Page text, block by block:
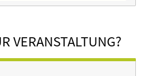
VERANSTALTUNG?